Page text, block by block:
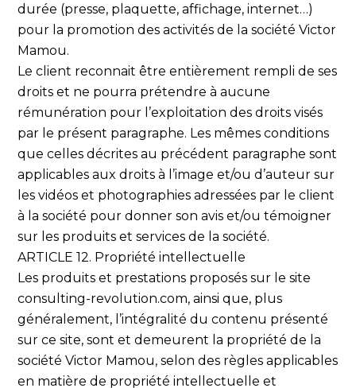
durée (presse, plaquette, affichage, internet…)
pour la promotion des activités de la société Victor
Mamou.
Le client reconnait être entièrement rempli de ses
droits et ne pourra prétendre à aucune
rémunération pour l’exploitation des droits visés
par le présent paragraphe. Les mêmes conditions
que celles décrites au précédent paragraphe sont
applicables aux droits à l’image et/ou d’auteur sur
les vidéos et photographies adressées par le client
à la société pour donner son avis et/ou témoigner
sur les produits et services de la société.
ARTICLE 12. Propriété intellectuelle
Les produits et prestations proposés sur le site
consulting-revolution.com, ainsi que, plus
généralement, l’intégralité du contenu présenté
sur ce site, sont et demeurent la propriété de la
société Victor Mamou, selon des règles applicables
en matière de propriété intellectuelle et